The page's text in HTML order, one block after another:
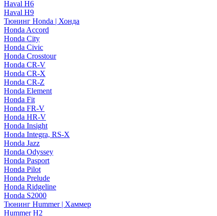
Haval H6
Haval H9
Тюнинг Honda | Хонда
Honda Accord
Honda City
Honda Civic
Honda Crosstour
Honda CR-V
Honda CR-X
Honda CR-Z
Honda Element
Honda Fit
Honda FR-V
Honda HR-V
Honda Insight
Honda Integra, RS-X
Honda Jazz
Honda Odyssey
Honda Pasport
Honda Pilot
Honda Prelude
Honda Ridgeline
Honda S2000
Тюнинг Hummer | Хаммер
Hummer H2